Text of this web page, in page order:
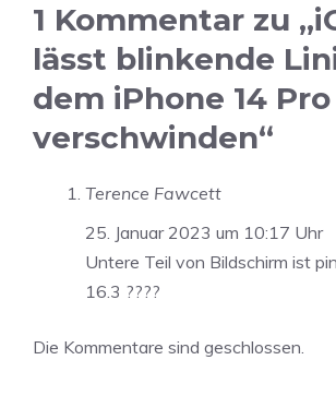
1 Kommentar zu
lässt blinkende
dem iPhone 14 Pro
verschwinden“
Terence Fawcett
25. Januar 2023 um 10:17 Uhr
Untere Teil von Bildschirm ist
16.3 ????
Die Kommentare sind geschlossen.